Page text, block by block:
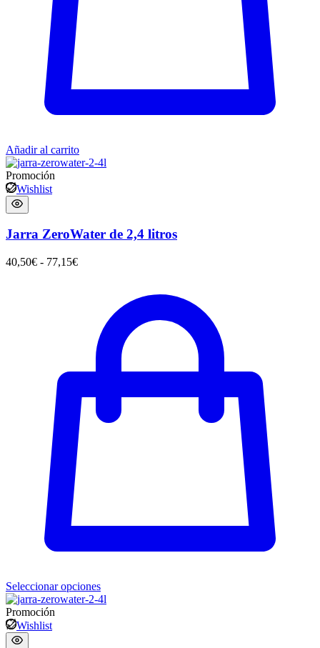
Añadir al carrito
Promoción
Wishlist
Jarra ZeroWater de 2,4 litros
40,50€ - 77,15€
Seleccionar opciones
Promoción
Wishlist